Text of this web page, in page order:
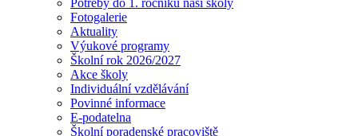
Potřeby do 1. ročníku naší školy
Fotogalerie
Aktuality
Výukové programy
Školní rok 2026/2027
Akce školy
Individuální vzdělávání
Povinné informace
E-podatelna
Školní poradenské pracoviště